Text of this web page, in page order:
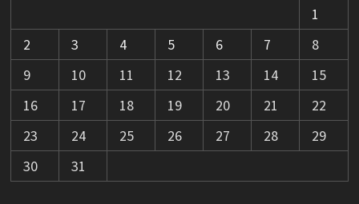
1
2
3 4 5 6 7
8
9
10 11 12 13 14
15
16
17 18 19 20 21
22
23
24 25 26 27 28
29
30
31